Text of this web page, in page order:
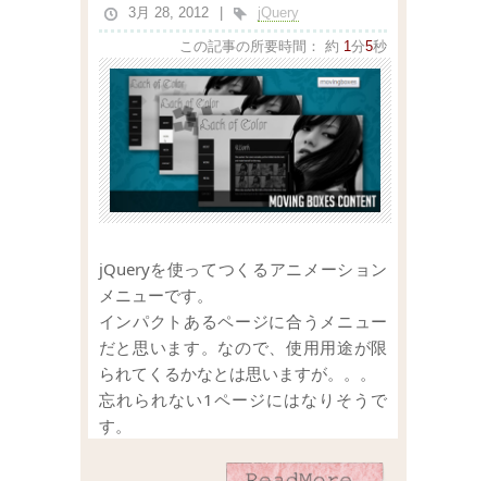
3月 28, 2012 jQuery
この記事の所要時間：約 1分5秒
jQueryを使ってつくるアニメーション
メニューです。
インパクトあるページに合うメニュー
だと思います。なので、使用用途が限
られてくるかなとは思いますが。。。
忘れられない1ページにはなりそうで
す。